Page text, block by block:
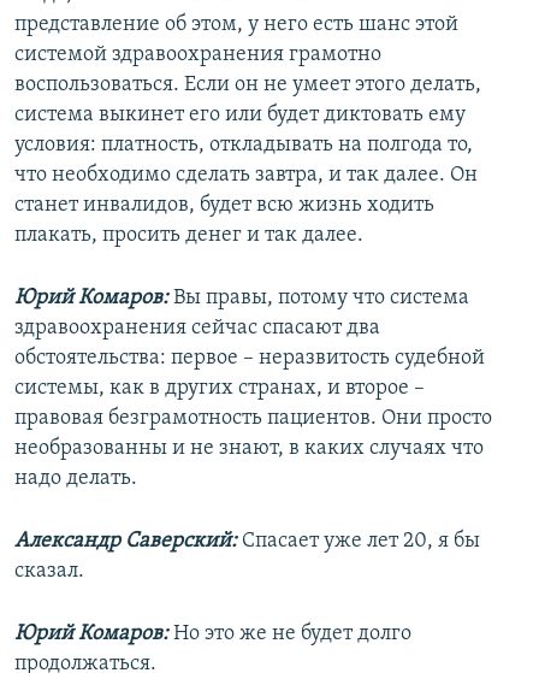
представление об этом, у него есть шанс этой
системой здравоохранения грамотно
воспользоваться. Если он не умеет этого делать,
система выкинет его или будет диктовать ему
условия: платность, откладывать на полгода то,
что необходимо сделать завтра, и так далее. Он
станет инвалидов, будет всю жизнь ходить
плакать, просить денег и так далее.
Юрий Комаров:Вы правы, потому что система
здравоохранения сейчас спасают два
обстоятельства: первое – неразвитость судебной
системы, как в других странах, и второе –
правовая безграмотность пациентов. Они просто
необразованны и не знают, в каких случаях что
надо делать.
Александр Саверский:Спасает уже лет 20, я бы
сказал.
Юрий Комаров:Но это же не будет долго
продолжаться.